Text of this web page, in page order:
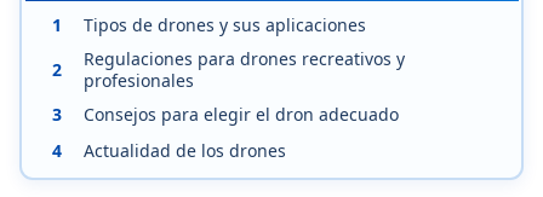
1
Tipos de drones y sus aplicaciones
2
Regulaciones para drones recreativos y
profesionales
3
Consejos para elegir el dron adecuado
4
Actualidad de los drones